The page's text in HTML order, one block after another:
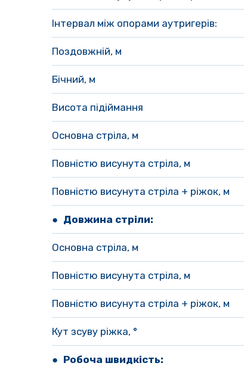
Інтервал між опорами аутригерів:
Поздовжній, м
Бічний, м
Висота підіймання
Основна стріла, м
Повністю висунута стріла, м
Повністю висунута стріла + ріжок, м
● Довжина стріли:
Основна стріла, м
Повністю висунута стріла, м
Повністю висунута стріла + ріжок, м
Кут зсуву ріжка, °
● Робоча швидкість: